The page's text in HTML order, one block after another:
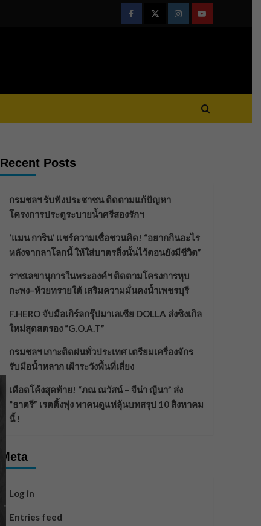
FacebookTwitterInstagramYoutube
Recent Posts
กรมชลฯ รับฟังประชาชน ติดตามแก้ปัญหา
โครงการประตูระบายน้ำศรีสองรักฯ
‘แมน การิน’ แชร์ความเชื่อชวนคิด! “อยากกินอะไร
หลังจากลาโลกนี้ ให้ใส่บาตรสิ่งนั้นไว้ตอนยังมีชีวิต”
ราชเลขานุการในพระองค์ฯ ติดตามโครงการหุบ
กะพง–ห้วยทรายใต้ เสริมความมั่นคงน้ำเพชรบุรี
F.HERO จับมือเกิร์ลกรุ๊ปมาเลเซีย DOLLA ส่งซิงเกิล
ใหม่สุดสตรอง “G.O.A.T”
กรมชลฯ เกาะติดฝนทั่วประเทศ เตรียมเครื่องจักร
รับมือน้ำหลาก เฝ้าระวังพื้นที่เสี่ยง
เดือดโค้งสุดท้าย! “ภณ ณวัสน์ – จีน่า ญีนา” ส่ง
“ธาตรี” เรตติ้งพุ่ง พาคนดูแห่ลุ้นบทสรุป 10 สิงหาคม
นี้ !
Meta
Log in
Entries feed